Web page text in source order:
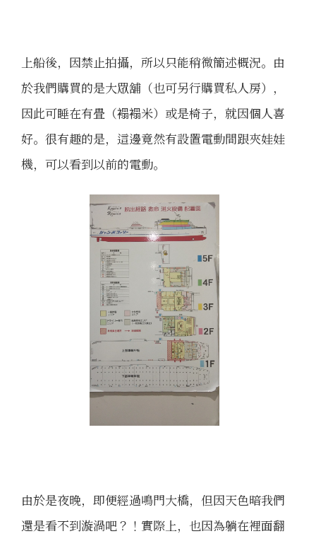
上船後，因禁止拍攝，所以只能稍微簡述概況。由
於我們購買的是大眾舖（也可另行購買私人房），
因此可睡在有畳（褟褟米）或是椅子，就因個人喜
好。很有趣的是，這邊竟然有設置電動間跟夾娃娃
機，可以看到以前的電動。
由於是夜晚，即便經過鳴門大橋，但因天色暗我們
還是看不到漩渦吧？！實際上，也因為躺在裡面翻